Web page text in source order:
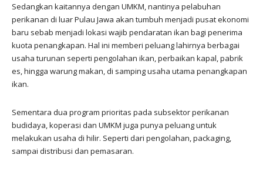
Sedangkan kaitannya dengan UMKM, nantinya pelabuhan
perikanan di luar Pulau Jawa akan tumbuh menjadi pusat ekonomi
baru sebab menjadi lokasi wajib pendaratan ikan bagi penerima
kuota penangkapan. Hal ini memberi peluang lahirnya berbagai
usaha turunan seperti pengolahan ikan, perbaikan kapal, pabrik
es, hingga warung makan, di samping usaha utama penangkapan
ikan.
Sementara dua program prioritas pada subsektor perikanan
budidaya, koperasi dan UMKM juga punya peluang untuk
melakukan usaha di hilir. Seperti dari pengolahan, packaging,
sampai distribusi dan pemasaran.